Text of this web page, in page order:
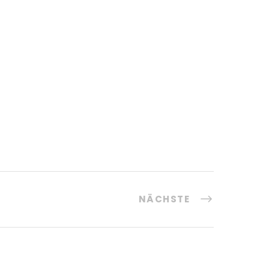
NÄCHSTE